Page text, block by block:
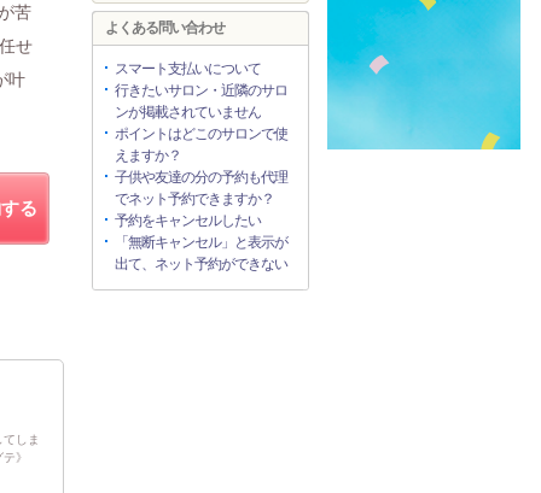
苦
せ
叶
る
しま
》
よくある問い合わせ
スマート支払いについて
行きたいサロン・近隣のサロ
ンが掲載されていません
ポイントはどこのサロンで使
えますか？
子供や友達の分の予約も代理
でネット予約できますか？
予約をキャンセルしたい
「無断キャンセル」と表示が
出て、ネット予約ができない